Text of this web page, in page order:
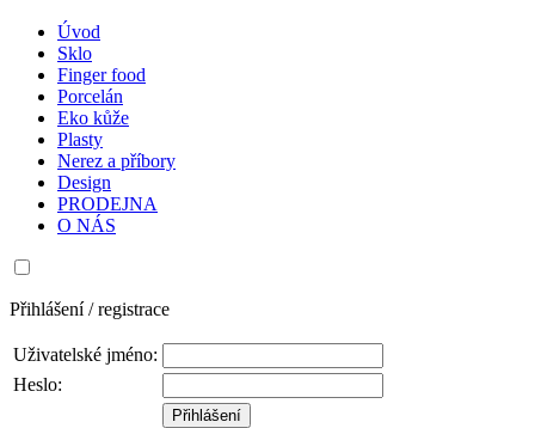
Úvod
Sklo
Finger food
Porcelán
Eko kůže
Plasty
Nerez a příbory
Design
PRODEJNA
O NÁS
Přihlášení / registrace
Uživatelské jméno:
Heslo: